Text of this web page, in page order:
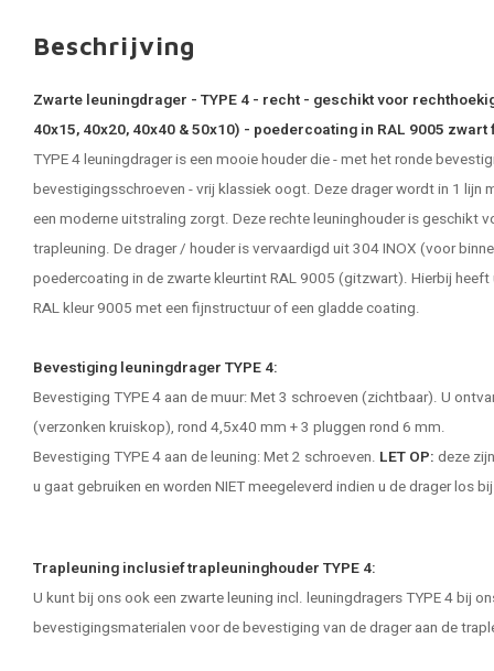
Beschrijving
Zwarte leuningdrager - TYPE 4 - recht - geschikt voor
40x15, 40x20, 40x40 & 50x10) - poedercoating in RAL 9005
TYPE 4 leuningdrager is een mooie houder die - met het ronde
bevestigingsschroeven - vrij klassiek oogt. Deze drager wordt in 1 lijn
een moderne uitstraling zorgt. Deze rechte leuninghouder is geschikt
trapleuning. De drager / houder is vervaardigd uit 304 INOX (voor
poedercoating in de zwarte kleurtint RAL 9005 (gitzwart). Hierbij heeft
RAL kleur 9005 met een fijnstructuur of een gladde coating.
Bevestiging leuningdrager TYPE 4:
Bevestiging TYPE 4 aan de muur: Met 3 schroeven (zichtbaar). U
(verzonken kruiskop), rond 4,5x40 mm + 3 pluggen rond 6 mm.
Bevestiging TYPE 4 aan de leuning: Met 2 schroeven. LET OP: deze
u gaat gebruiken en worden NIET meegeleverd indien u de drager los
Trapleuning inclusief trapleuninghouder TYPE 4:
U kunt bij ons ook een zwarte leuning incl. leuningdragers TYPE 4 bij
bevestigingsmaterialen voor de bevestiging van de drager aan de